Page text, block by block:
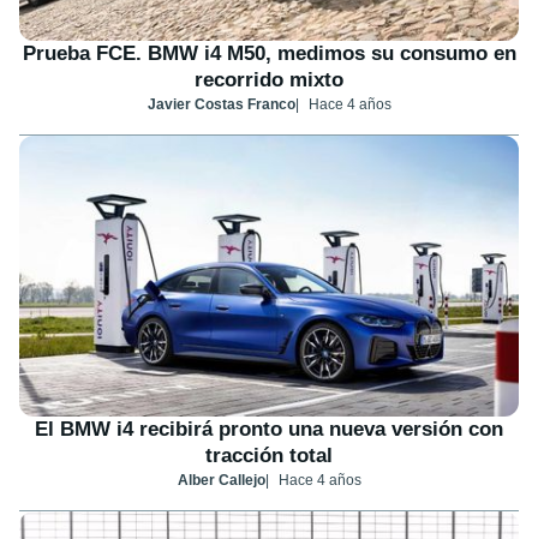
Prueba FCE. BMW i4 M50, medimos su consumo en
recorrido mixto
Javier Costas Franco Hace 4 años
El BMW i4 recibirá pronto una nueva versión con
tracción total
Alber Callejo Hace 4 años